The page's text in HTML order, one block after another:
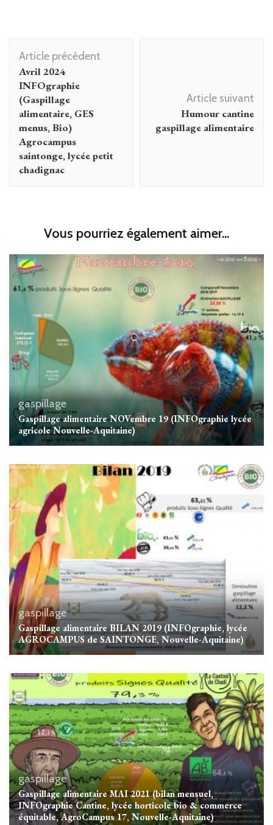
Navigation
d'article
Article précédent
Avril 2024
INFOgraphie
(Gaspillage
alimentaire, GES
menus, Bio)
Agrocampus
saintonge, lycée petit
chadignac
Article suivant
Humour cantine
gaspillage alimentaire
Vous pourriez également aimer...
gaspillage
Gaspillage alimentaire NOVembre 19 (INFOgraphie lycée
agricole Nouvelle-Aquitaine)
gaspillage
Gaspillage alimentaire BILAN 2019 (INFOgraphie, lycée
AGROCAMPUS de SAINTONGE, Nouvelle-Aquitaine)
gaspillage
Gaspillage alimentaire MAI 2021 (bilan mensuel,
INFOgraphie Cantine, lycée horticole bio & commerce
équitable, AgroCampus 17, Nouvelle-Aquitaine)